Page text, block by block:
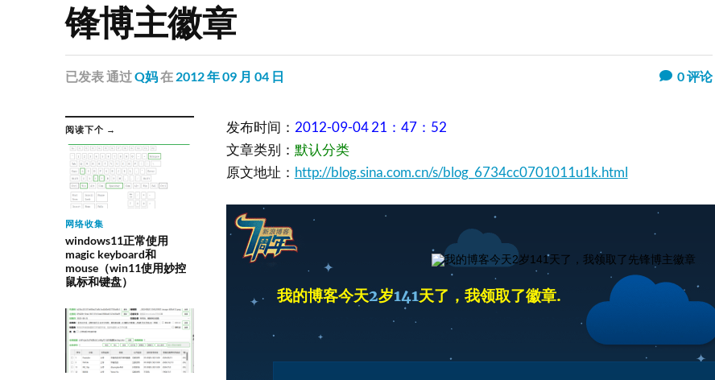
锋博主徽章
已发表通过Q妈在 2012 年 09 月 04 日 0评论
阅读下个 →
网络收集
windows11正常使用
magic keyboard和
mouse（win11使用妙控
鼠标和键盘）
发布时间： 2012-09-04 21：47：52
文章类别： 默认分类
原文地址： http://blog.sina.com.cn/s/blog_6734cc0701011u1k.html
我的博客今天2岁141天了，我领取了徽章.